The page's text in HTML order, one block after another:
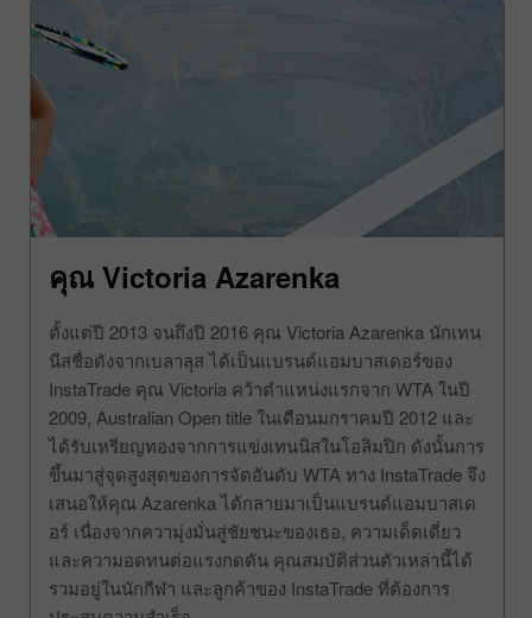
คุณ Victoria Azarenka
ตั้งแต่ปี 2013 จนถึงปี 2016 คุณ Victoria Azarenka นักเทน
นีสชื่อดังจากเบลาลุส ได้เป็นแบรนด์แอมบาสเดอร์ของ
InstaTrade คุณ Victoria คว้าตำแหน่งแรกจาก WTA ในปี
2009, Australian Open title ในเดือนมกราคมปี 2012 และ
ได้รับเหรียญทองจากการแข่งเทนนิสในโอลิมปิก ดังนั้นการ
ขึ้นมาสู่จุดสูงสุดของการจัดอันดับ WTA ทาง InstaTrade จึง
เสนอให้คุณ Azarenka ได้กลายมาเป็นแบรนด์แอมบาสเด
อร์ เนื่องจากความุ่งมั่นสู่ชัยชนะของเธอ, ความเด็ดเดี่ยว
และความอดทนต่อแรงกดดัน คุณสมบัติส่วนตัวเหล่านี้ได้